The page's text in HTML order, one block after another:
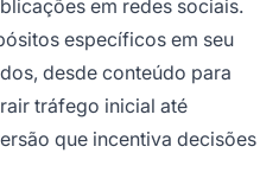
em redes sociais.
específicos em seu
desde conteúdo para
tráfego inicial até
que incentiva decisões